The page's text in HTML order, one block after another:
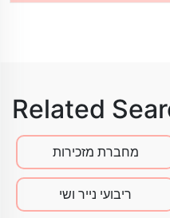
Related
מחברת מזכירות
ריבועי נייר ושי